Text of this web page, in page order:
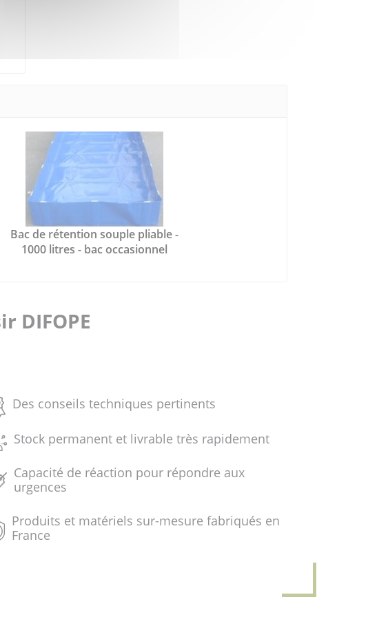
Bac de rétention souple pliable -
1000 litres - bac occasionnel
DIFOPE
Des conseils techniques pertinents
Stock permanent et livrable très rapidement
Capacité de réaction pour répondre aux
urgences
Produits et matériels sur-mesure fabriqués en
France